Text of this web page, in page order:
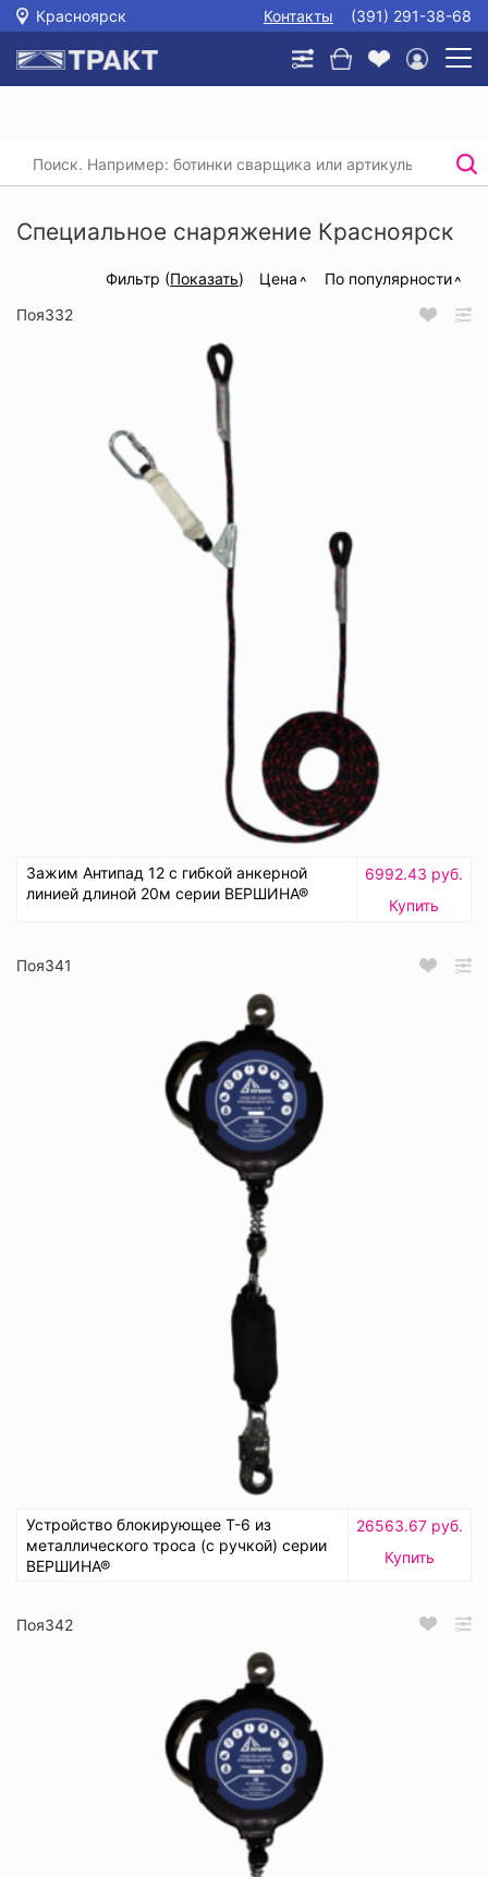
Красноярск Контакты (391) 291-38-68
Главная / /
Специальное снаряжение
Специальное снаряжение Красноярск
Фильтр (Показать) Цена
По популярности
Поя332
Зажим Антипад 12 с гибкой анкерной
линией длиной 20м серии ВЕРШИНА®
6992.43 руб.
Купить
Поя341
Устройство блокирующее Т-6 из
металлического троса (с ручкой) серии
ВЕРШИНА®
26563.67 руб.
Купить
Поя342